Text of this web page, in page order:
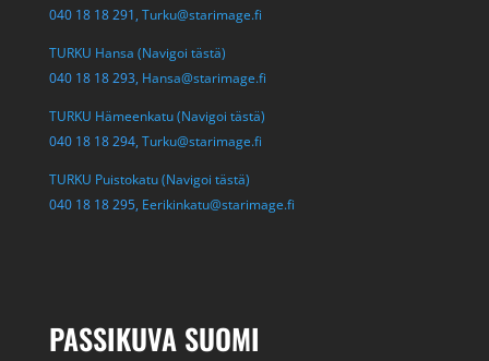
040 18 18 291, Turku@starimage.fi
TURKU Hansa (Navigoi tästä)
040 18 18 293, Hansa@starimage.fi
TURKU Hämeenkatu (Navigoi tästä)
040 18 18 294, Turku@starimage.fi
TURKU Puistokatu (Navigoi tästä)
040 18 18 295, Eerikinkatu@starimage.fi
PASSIKUVA SUOMI